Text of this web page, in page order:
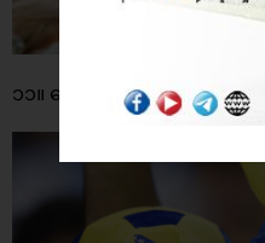
၁၁။ ဘော့စနီးယား (၁၄.၁၅%)